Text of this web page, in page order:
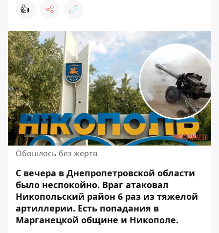
👍
Обошлось без жертв
С вечера в Днепропетровской области
было неспокойно. Враг атаковал
Никопольский район 6 раз из тяжелой
артиллерии. Есть попадания в
Марганецкой общине и Никополе.